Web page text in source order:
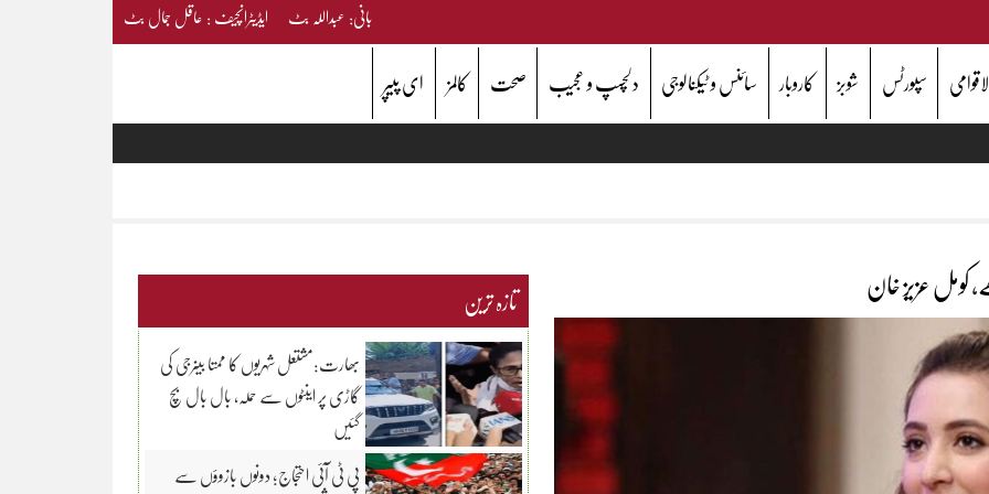
بانی: عبداللہ بٹ ایڈیٹرانچیف : عاقل جمال بٹ
سپورٹس شوبز کاروبار سائنس و ٹیکنالوجی دلچسپ و عجیب صحت کالمز ای پیپر
تازہ ترین
بھارت:مشتعل شہریوں کا ممتا بینرجی کی
گاڑی پر اینٹوں سے حملہ، بال بال بچ
گئیں
پی ٹی آئی احتجاج؛ دونوں بازوؤں سے